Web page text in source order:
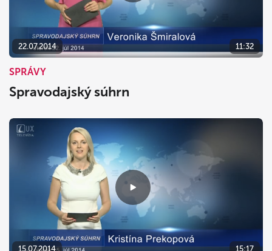
22.07.2014 11:32
SPRÁVY
Spravodajský súhrn
15.07.2014 15:17